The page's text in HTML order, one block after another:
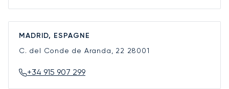
MADRID, ESPAGNE
C. del Conde de Aranda, 22 28001
+34 915 907 299